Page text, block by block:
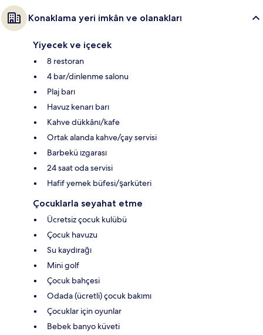
Konaklama yeri imkân ve olanakları
Yiyecek ve içecek
8 restoran
4 bar/dinlenme salonu
Plaj barı
Havuz kenarı barı
Kahve dükkânı/kafe
Ortak alanda kahve/çay servisi
Barbekü ızgarası
24 saat oda servisi
Hafif yemek büfesi/şarküteri
Çocuklarla seyahat etme
Ücretsiz çocuk kulübü
Çocuk havuzu
Su kaydırağı
Mini golf
Çocuk bahçesi
Odada (ücretli) çocuk bakımı
Çocuklar için oyunlar
Bebek banyo küveti